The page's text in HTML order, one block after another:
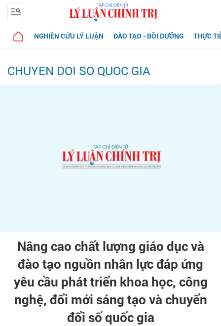
NGHIÊN CỨU LÝ LUẬN ĐÀO TẠO - BỒI DƯỠNG THỰC
CHUYEN DOI SO QUOC GIA
Nâng cao chất lượng giáo dục và
đào tạo nguồn nhân lực đáp ứng
yêu cầu phát triển khoa học, công
nghệ, đổi mới sáng tạo và chuyển
đổi số quốc gia